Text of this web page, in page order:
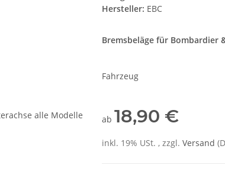
Hersteller: EBC
Bremsbeläge für Bombardier
Fahrzeug
ab 18,90 €
inkl. 19% USt. , zzgl. Versand